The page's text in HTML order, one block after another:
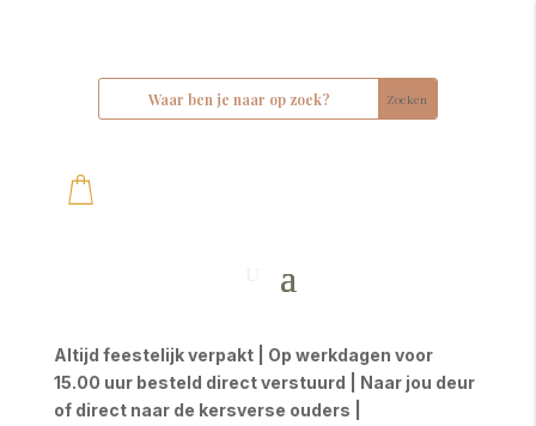
Altijd feestelijk verpakt | Op werkdagen voor
15.00 uur besteld direct verstuurd | Naar jou deur
of direct naar de kersverse ouders |